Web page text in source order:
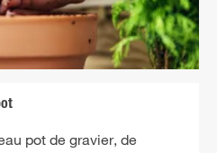
pot de gravier, de